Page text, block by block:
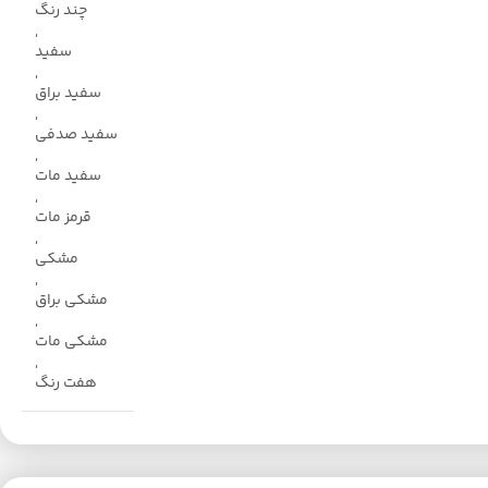
چند رنگ
,
سفید
,
سفید براق
,
سفید صدفی
,
سفید مات
,
قرمز مات
,
مشکی
,
مشکی براق
,
مشکی مات
,
هفت رنگ